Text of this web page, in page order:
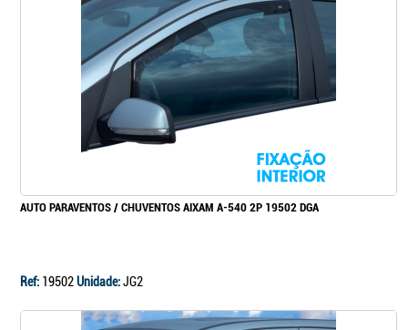
AUTO PARAVENTOS / CHUVENTOS AIXAM A-540 2P 19502 DGA
Ref: 19502Unidade:JG2